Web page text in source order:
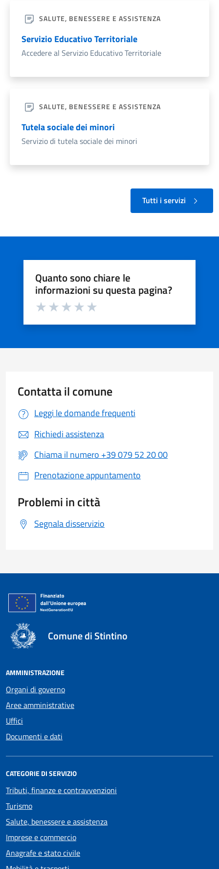
SALUTE, BENESSERE E ASSISTENZA
Servizio Educativo Territoriale
Accedere al Servizio Educativo Territoriale
SALUTE, BENESSERE E ASSISTENZA
Tutela sociale dei minori
Servizio di tutela sociale dei minori
Tutti i servizi
Quanto sono chiare le
informazioni su questa pagina?
Valuta da 1 a 5 stelle la pagina
Contatta il comune
Leggi le domande frequenti
Richiedi assistenza
Chiama il numero +39 079 52 20 00
Prenotazione appuntamento
Problemi in città
Segnala disservizio
Comune di Stintino
AMMINISTRAZIONE
Organi di governo
Aree amministrative
Uffici
Documenti e dati
CATEGORIE DI SERVIZIO
Tributi, finanze e contravvenzioni
Turismo
Salute, benessere e assistenza
Imprese e commercio
Anagrafe e stato civile